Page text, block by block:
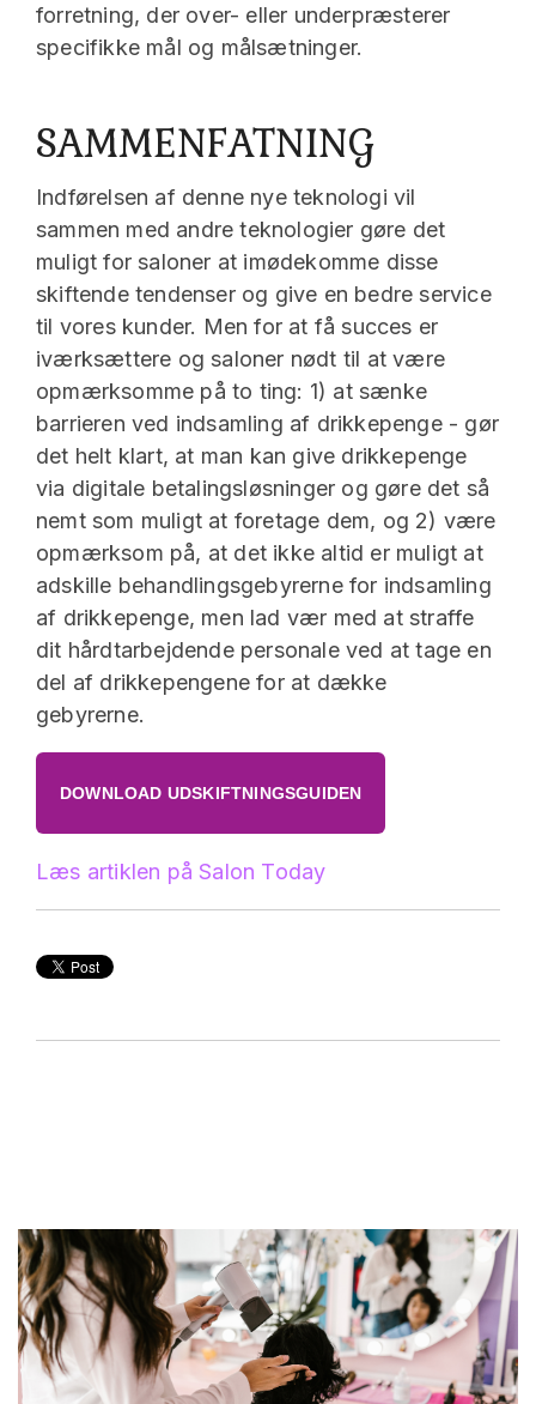
forretning, der over- eller underpræsterer
specifikke mål og målsætninger.
SAMMENFATNING
Indførelsen af denne nye teknologi vil
sammen med andre teknologier gøre det
muligt for saloner at imødekomme disse
skiftende tendenser og give en bedre service
til vores kunder. Men for at få succes er
iværksættere og saloner nødt til at være
opmærksomme på to ting: 1) at sænke
barrieren ved indsamling af drikkepenge - gør
det helt klart, at man kan give drikkepenge
via digitale betalingsløsninger og gøre det så
nemt som muligt at foretage dem, og 2) være
opmærksom på, at det ikke altid er muligt at
adskille behandlingsgebyrerne for indsamling
af drikkepenge, men lad vær med at straffe
dit hårdtarbejdende personale ved at tage en
del af drikkepengene for at dække
gebyrerne.
DOWNLOAD UDSKIFTNINGSGUIDEN
Læs artiklen på Salon Today